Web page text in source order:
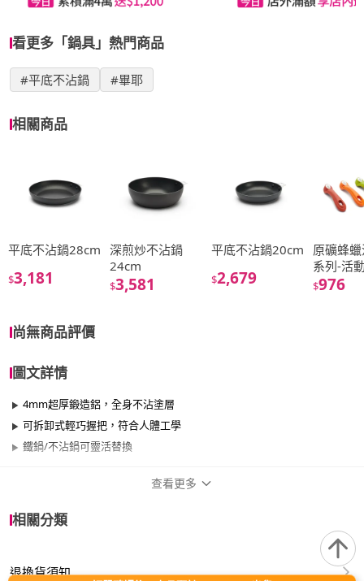
看更多「鍋具」熱門商品
#平底不沾鍋 #畢耶
相關商品
平底不沾鍋28cm
$3,181
深煎炒不沾鍋
24cm
$3,581
平底不沾鍋20cm
$2,679
原礦蜂
系列-活
$976
尚無商品評價
圖文詳情
4mm超厚鍛造鋁，全身不沾塗層
可拆卸式輕巧握把，符合人體工學
鐵鍋/不沾鍋可靈活替換
尺寸 21cm~25cm
查看更多
相關分類
退換貨須知